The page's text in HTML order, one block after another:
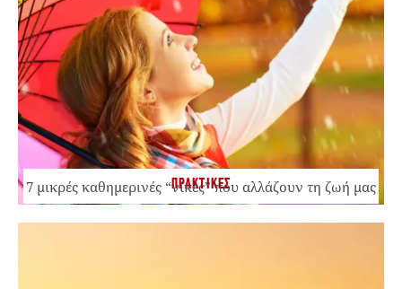
ΠΡΑΚΤΙΚΕΣ
7 μικρές καθημερινές “νίκες” που αλλάζουν τη ζωή μας